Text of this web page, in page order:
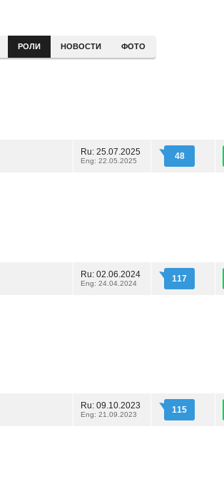
РОЛИ НОВОСТИ ФОТО
Ru: 25.07.2025
Eng: 22.05.2025 48
Ru: 02.06.2024
Eng: 24.04.2024 117
Ru: 09.10.2023
Eng: 21.09.2023 115